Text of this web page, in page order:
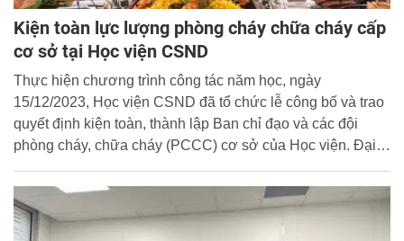
Kiện toàn lực lượng phòng cháy chữa cháy cấp
cơ sở tại Học viện CSND
Thực hiện chương trình công tác năm học, ngày
15/12/2023, Học viện CSND đã tổ chức lễ công bố và trao
quyết định kiện toàn, thành lập Ban chỉ đạo và các đội
phòng cháy, chữa cháy (PCCC) cơ sở của Học viện. Đại
tá, TS Nguyễn Đăng Sáu, Ủy viên Ban Thường vụ đảng
ủy, Phó Giám đốc Học viện dự và chủ trì buổi lễ.